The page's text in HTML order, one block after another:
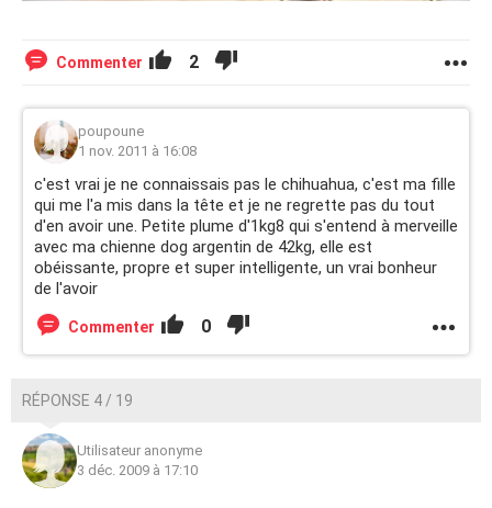
Commenter 2
poupoune
1 nov. 2011 à 16:08
c'est vrai je ne connaissais pas le chihuahua, c'est ma fille
qui me l'a mis dans la tête et je ne regrette pas du tout
d'en avoir une. Petite plume d'1kg8 qui s'entend à merveille
avec ma chienne dog argentin de 42kg, elle est
obéissante, propre et super intelligente, un vrai bonheur
de l'avoir
Commenter 0
RÉPONSE 4 / 19
Utilisateur anonyme
3 déc. 2009 à 17:10